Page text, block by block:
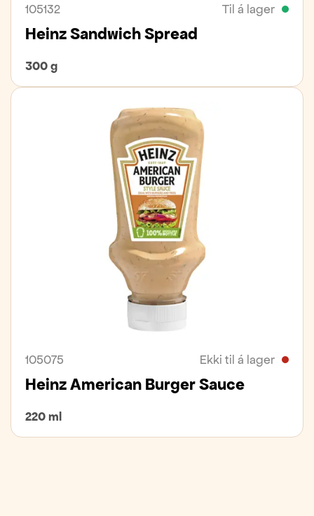
105132 Til á lager
Heinz Sandwich Spread
300 g
105075 Ekki til á lager
Heinz American Burger Sauce
220 ml